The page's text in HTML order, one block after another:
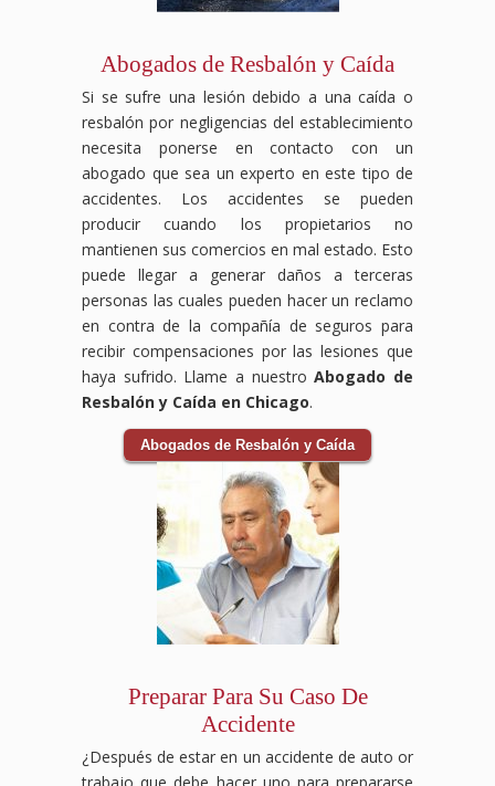
Abogados de Resbalón y Caída
Si se sufre una lesión debido a una caída o
resbalón por negligencias del establecimiento
necesita ponerse en contacto con un
abogado que sea un experto en este tipo de
accidentes. Los accidentes se pueden
producir cuando los propietarios no
mantienen sus comercios en mal estado. Esto
puede llegar a generar daños a terceras
personas las cuales pueden hacer un reclamo
en contra de la compañía de seguros para
recibir compensaciones por las lesiones que
haya sufrido. Llame a nuestroAbogado de
Resbalón y Caída en Chicago.
Abogados de Resbalón y Caída
Preparar Para Su Caso De
Accidente
¿Después de estar en un accidente de auto or
trabajo que debe hacer uno para prepararse